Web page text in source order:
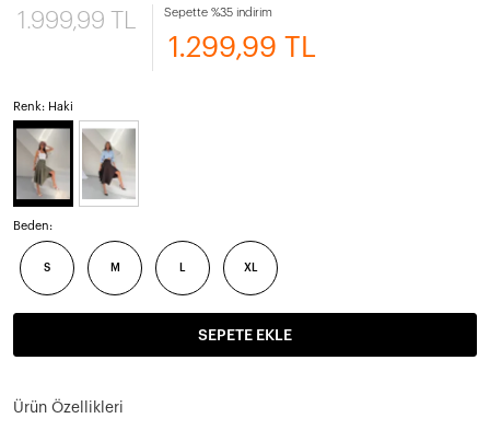
1.999,99 TL Sepette %35 indirim
1.299,99 TL
Renk: Haki
Beden:
S M L XL
SEPETE EKLE
Ürün Özellikleri